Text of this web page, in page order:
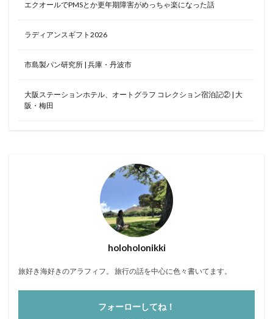
エクオールでPMSとか更年期障害がめっちゃ楽になった話
ラディアンスギフト2026
市島製パン研究所 | 兵庫・丹波市
大阪ステーションホテル、オートグラフ コレクション宿泊記② | 大
阪・梅田
holoholonikki
旅好き海好きのアラフィフ。 旅行の話を中心に色々書いてます。
フォーローしてね！